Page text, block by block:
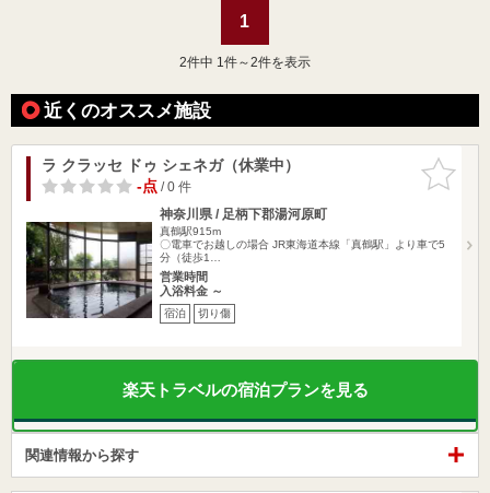
1
2件中 1件～2件を表示
近くのオススメ施設
お気に入
りに追加
ラ クラッセ ドゥ シェネガ（休業中）
-点/ 0 件
神奈川県 / 足柄下郡湯河原町
真鶴駅915m
〇電車でお越しの場合 JR東海道本線「真鶴駅」より車で5
分（徒歩1…
営業時間
入浴料金 ～
宿泊 切り傷
楽天トラベルの宿泊プランを見る
関連情報から探す